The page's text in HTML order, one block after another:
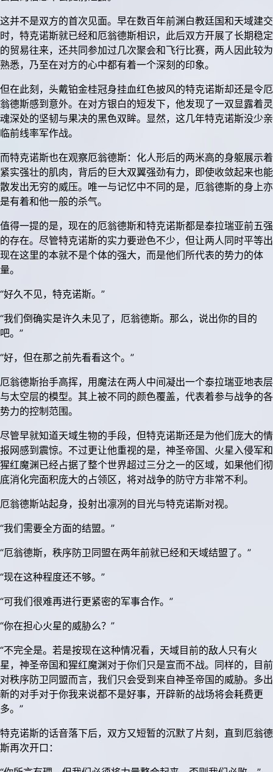
这并不是双方的首次见面。早在数百年前渊白教廷国和天域建交
时，特克诺斯就已经和厄翁德斯相识，此后双方开展了长期稳定
的贸易往来，还共同参加过几次聚会和飞行比赛，两人因此较为
熟悉，乃至在对方的心中都有着一个深刻的印象。
但在此刻，头戴铂金桂冠身挂血红色披风的特克诺斯却还是令厄
翁德斯感到意外。在对方银白的短发下，他发现了一双显露着灵
魂深处的坚韧与果决的黑色双眸。显然，这几年特克诺斯没少亲
临前线率军作战。
而特克诺斯也在观察厄翁德斯：化人形后的两米高的身躯展示着
紧实强壮的肌肉，背后的巨大双翼强劲有力，即使收敛起来也能
散发出无穷的威压。唯一与记忆中不同的是，厄翁德斯的身上亦
是有着和他一般的杀气。
值得一提的是，现在的厄翁德斯和特克诺斯都是泰拉瑞亚前五强
的存在。尽管特克诺斯的实力要逊色不少，但让两人同时平等出
现在这里的本就不是个体的强大，而是他们所代表的势力的体
量。
“好久不见，特克诺斯。”
“我们倒确实是许久未见了，厄翁德斯。那么，说出你的目的
吧。”
“好，但在那之前先看看这个。”
厄翁德斯抬手高挥，用魔法在两人中间凝出一个泰拉瑞亚地表层
与太空层的模型。其上被不同的颜色覆盖，代表着参与战争的各
势力的控制范围。
尽管早就知道天域生物的手段，但特克诺斯还是为他们庞大的情
报网感到震惊。不过更让他重视的是，神圣帝国、火星入侵军和
猩红魔渊已经占据了整个世界超过三分之一的区域，如果他们彻
底消化完面积庞大的占领区，将对战争的防守方非常不利。
厄翁德斯站起身，投射出凛冽的目光与特克诺斯对视。
“我们需要全方面的结盟。”
“厄翁德斯，秩序防卫同盟在两年前就已经和天域结盟了。”
“现在这种程度还不够。”
“可我们很难再进行更紧密的军事合作。”
“你在担心火星的威胁么？”
“不完全是。若是按现在这种情况看，天域目前的敌人只有火
星，神圣帝国和猩红魔渊对于你们只是宣而不战。同样的，目前
对秩序防卫同盟而言，我们只会受到来自神圣帝国的威胁。多出
新的对手对于你我来说都不是好事，开辟新的战场将会耗费更
多。”
特克诺斯的话音落下后，双方又短暂的沉默了片刻，直到厄翁德
斯再次开口：